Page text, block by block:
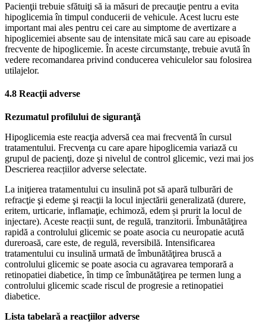
Pacienţii trebuie sfătuiţi să ia măsuri de precauţie pentru a evita
hipoglicemia în timpul conducerii de vehicule. Acest lucru este
important mai ales pentru cei care au simptome de avertizare a
hipoglicemiei absente sau de intensitate mică sau care au episoade
frecvente de hipoglicemie. În aceste circumstanţe, trebuie avută în
vedere recomandarea privind conducerea vehiculelor sau folosirea
utilajelor.
4.8 Reacţii adverse
Rezumatul profilului de siguranţă
Hipoglicemia este reacţia adversă cea mai frecventă în cursul
tratamentului. Frecvenţa cu care apare hipoglicemia variază cu
grupul de pacienţi, doze şi nivelul de control glicemic, vezi mai jos
Descrierea reacțiilor adverse selectate.
La iniţierea tratamentului cu insulină pot să apară tulburări de
refracţie şi edeme şi reacţii la locul injectării generalizată (durere,
eritem, urticarie, inflamaţie, echimoză, edem ṣi prurit la locul de
injectare). Aceste reacții sunt, de regulă, tranzitorii. Îmbunătăţirea
rapidă a controlului glicemic se poate asocia cu neuropatie acută
dureroasă, care este, de regulă, reversibilă. Intensificarea
tratamentului cu insulină urmată de îmbunătăţirea bruscă a
controlului glicemic se poate asocia cu agravarea temporară a
retinopatiei diabetice, în timp ce îmbunătăţirea pe termen lung a
controlului glicemic scade riscul de progresie a retinopatiei
diabetice.
Lista tabelară a reacţiilor adverse